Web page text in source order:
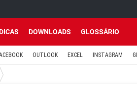
DOWNLOADS GLOSSÁRIO
OUTLOOK EXCEL INSTAGRAM